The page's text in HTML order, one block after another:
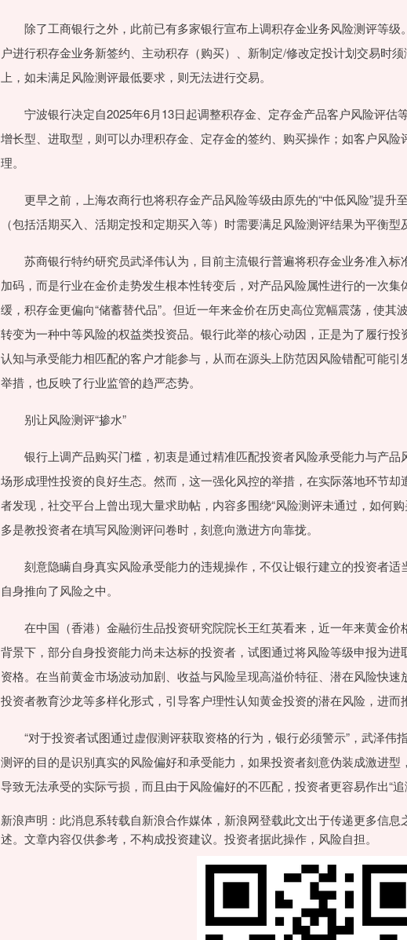
除了工商银行之外，此前已有多家银行宣布上调积存金业务风险测评等级
户进行积存金业务新签约、主动积存（购买）、新制定/修改定投计划交易时
上，如未满足风险测评最低要求，则无法进行交易。
宁波银行决定自2025年6月13日起调整积存金、定存金产品客户风险评估
增长型、进取型，则可以办理积存金、定存金的签约、购买操作；如客户风
理。
更早之前，上海农商行也将积存金产品风险等级由原先的“中低风险”提升
（包括活期买入、活期定投和定期买入等）时需要满足风险测评结果为平衡型
苏商银行特约研究员武泽伟认为，目前主流银行普遍将积存金业务准入标
加码，而是行业在金价走势发生根本性转变后，对产品风险属性进行的一次
缓，积存金更偏向“储蓄替代品”。但近一年来金价在历史高位宽幅震荡，使其
转变为一种中等风险的权益类投资品。银行此举的核心动因，正是为了履行
认知与承受能力相匹配的客户才能参与，从而在源头上防范因风险错配可能
举措，也反映了行业监管的趋严态势。
别让风险测评“掺水”
银行上调产品购买门槛，初衷是通过精准匹配投资者风险承受能力与产品
场形成理性投资的良好生态。然而，这一强化风控的举措，在实际落地环节
者发现，社交平台上曾出现大量求助帖，内容多围绕“风险测评未通过，如何
多是教投资者在填写风险测评问卷时，刻意向激进方向靠拢。
刻意隐瞒自身真实风险承受能力的违规操作，不仅让银行建立的投资者适
自身推向了风险之中。
在中国（香港）金融衍生品投资研究院院长王红英看来，近一年来黄金价
背景下，部分自身投资能力尚未达标的投资者，试图通过将风险等级申报为
资格。在当前黄金市场波动加剧、收益与风险呈现高溢价特征、潜在风险快速
投资者教育沙龙等多样化形式，引导客户理性认知黄金投资的潜在风险，进而
“对于投资者试图通过虚假测评获取资格的行为，银行必须警示”，武泽伟
测评的目的是识别真实的风险偏好和承受能力，如果投资者刻意伪装成激进
导致无法承受的实际亏损，而且由于风险偏好的不匹配，投资者更容易作出“追
新浪声明：此消息系转载自新浪合作媒体，新浪网登载此文出于传递更多信
述。文章内容仅供参考，不构成投资建议。投资者据此操作，风险自担。